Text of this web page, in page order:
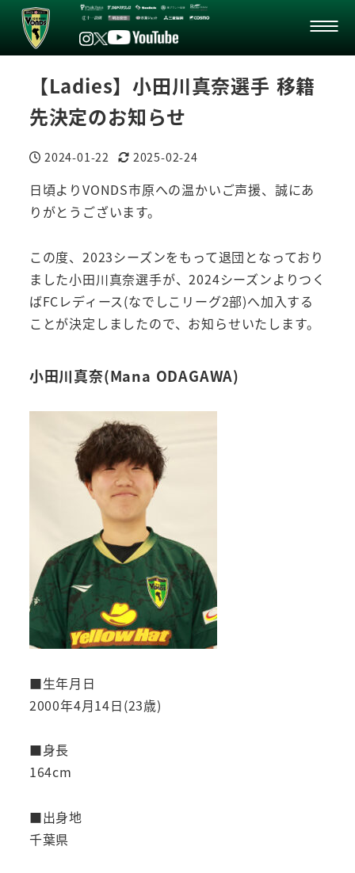
【Ladies】小田川真奈選手 移籍
先決定のお知らせ
投稿日
2024-01-22
更新日
2025-02-24
日頃よりVONDS市原への温かいご声援、誠にあ
りがとうございます。
この度、2023シーズンをもって退団となっており
ました小田川真奈選手が、2024シーズンよりつく
ばFCレディース(なでしこリーグ2部)へ加入する
ことが決定しましたので、お知らせいたします。
小田川真奈(Mana ODAGAWA)
■生年月日
2000年4月14日(23歳)
■身長
164cm
■出身地
千葉県